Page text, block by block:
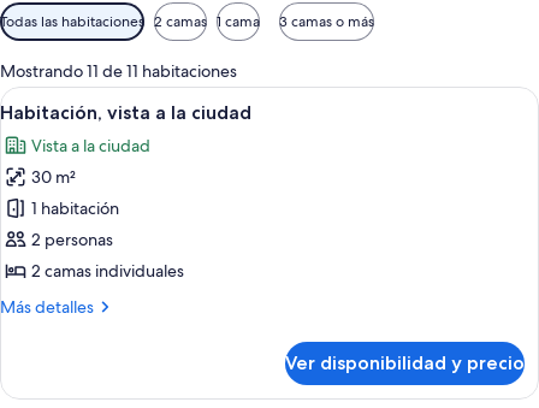
Filtros
disponibles
para
las
habitaciones
Todas las habitaciones 2 camas 1 cama 3 camas o más
Mostrando 11 de 11 habitaciones
Ver
todas
las
fotos
de
Habitación,
vista
la
Habitación de hotel moderna con
5
Habitación, vista a la ciudad
Vista a la ciudad
30 m²
1 habitación
2 personas
2 camas individuales
Más detalles
Más
vista
Ver disponibilidad y precio